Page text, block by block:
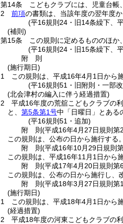
第14条
こどもクラブには、児童台帳
2
前項の書類は、当該年度の翌年度
(平16規則24・旧14条繰下、
(補則)
第15条
この規則に定めるもののほか
(平16規則24・旧15条繰下、
附 則
(施行期日)
1
この規則は、平成16年4月1日から
(平16規則51・旧附則・一部
(北会津村の編入に伴う経過措置)
2
平成16年度の荒舘こどもクラブの利
と、 第5条第1号中「日曜日」とある
(平16規則51・追加)
附 則(平成16年4月27日規則第
この規則は、公布の日から施行する。
附 則(平成16年10月29日規則
この規則は、平成16年11月1日から
附 則(平成17年4月20日規則第
この規則は、公布の日から施行し、
附 則(平成18年3月27日規則第
(施行期日)
1
この規則は、平成18年4月1日から
(経過措置)
2
平成18年度の河東こどもクラブの